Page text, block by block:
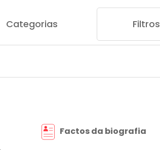
Categorias Filtros
Factos da biografia